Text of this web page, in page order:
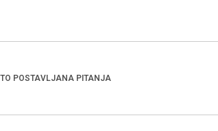
POSTAVLJANA PITANJA